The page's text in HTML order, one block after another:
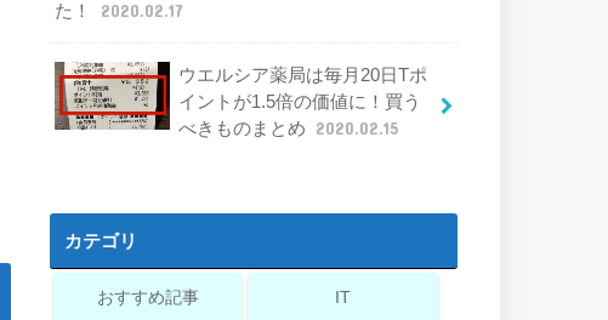
た！
2020.02.17
ウエルシア薬局は毎月20日Tポ
イントが1.5倍の価値に！買う
べきものまとめ
2020.02.15
カテゴリ
おすすめ記事 IT